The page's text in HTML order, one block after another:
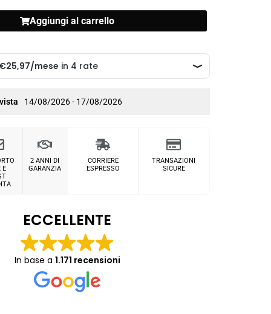
Aggiungi al carrello
14/08/2026 - 17/08/2026
E
2 ANNI DI
GARANZIA
CORRIERE
ESPRESSO
TRANSAZIONI
SICURE
ECCELLENTE
In base a 1.171 recensioni